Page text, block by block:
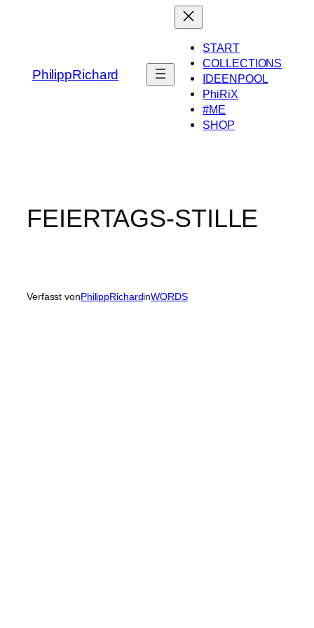
PhilippRichard
START
COLLECTIONS
IDEENPOOL
PhiRiX
#ME
SHOP
FEIERTAGS-STILLE
Verfasst vonPhilippRichardinWORDS